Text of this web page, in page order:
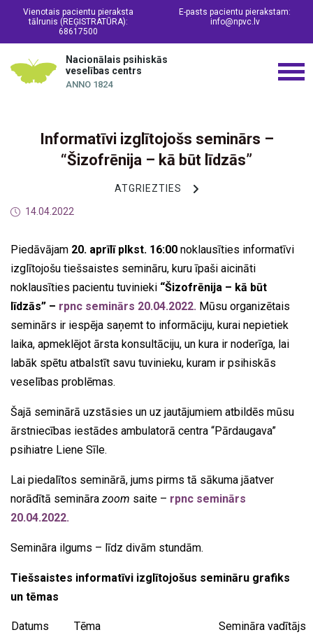
Vienotais pacientu pieraksta
tālrunis (REĢISTRATŪRA):
68617500
E-pasts pacientu pierakstam:
info@npvc.lv
Nacionālais psihiskās
veselības centrs
ANNO 1824
Informatīvi izglītojošs seminārs –
“Šizofrēnija – kā būt līdzās”
ATGRIEZTIES
14.04.2022
Piedāvājam 20. aprīlī plkst. 16:00 noklausīties informatīvi
izglītojošu tiešsaistes semināru, kuru īpaši aicināti
noklausīties pacientu tuvinieki “Šizofrēnija – kā būt
līdzās” – rpnc seminārs 20.04.2022. Mūsu organizētais
seminārs ir iespēja saņemt to informāciju, kurai nepietiek
laika, apmeklējot ārsta konsultāciju, un kura ir noderīga, lai
labāk spētu atbalstīt savu tuvinieku, kuram ir psihiskās
veselības problēmas.
Šajā seminārā uzstāsies un uz jautājumiem atbildēs mūsu
ārstniecības iestādes ambulatorā centra “Pārdaugava”
psihiatre Liene Sīle.
Lai piedalītos seminārā, jums pirms tā sākuma jāatver
norādītā semināra zoom saite – rpnc seminārs
20.04.2022.
Semināra ilgums – līdz divām stundām.
Tiešsaistes informatīvi izglītojošus semināru grafiks
un tēmas
Datums Tēma
Semināra vadītājs